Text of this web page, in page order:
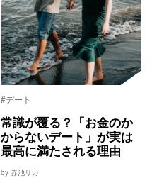
#デート
常識が覆る？「お金のか
からないデート」が実は
最高に満たされる理由
by 赤池リカ